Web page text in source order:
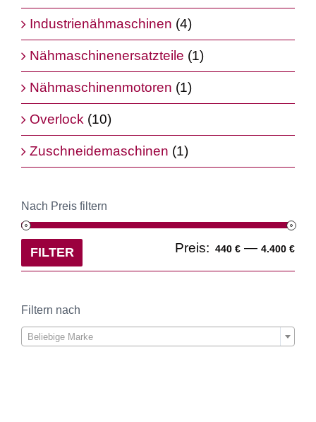
Industrienähmaschinen (4)
Nähmaschinenersatzteile (1)
Nähmaschinenmotoren (1)
Overlock (10)
Zuschneidemaschinen (1)
Nach Preis filtern
FILTER Preis: 440 € — 4.400 €
Filtern nach
Beliebige Marke